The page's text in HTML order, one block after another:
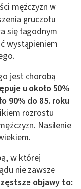
mężczyzn w
gruczołu
się łagodnym
wystąpieniem
jest chorobą
u około 50%
90% do 85. roku
rozrostu
Nasilenie
w której
nie zawsze
objawy to: